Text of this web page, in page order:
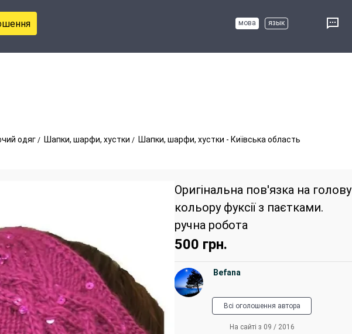
мова язык
одяг Шапки, шарфи, хустки
Шапки, шарфи, хустки - Київська область
Оригінальна пов'язка на голову
кольору фуксії з паєтками.
ручна робота
500 грн.
Befana
Всі оголошення автора
На сайті з 09 / 2016